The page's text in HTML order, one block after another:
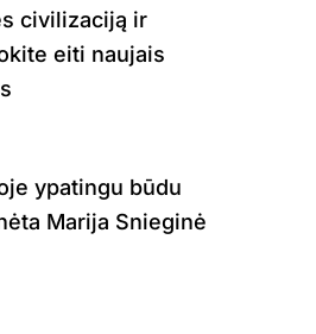
civilizaciją ir
eiti naujais
ypatingu būdu
Marija Snieginė